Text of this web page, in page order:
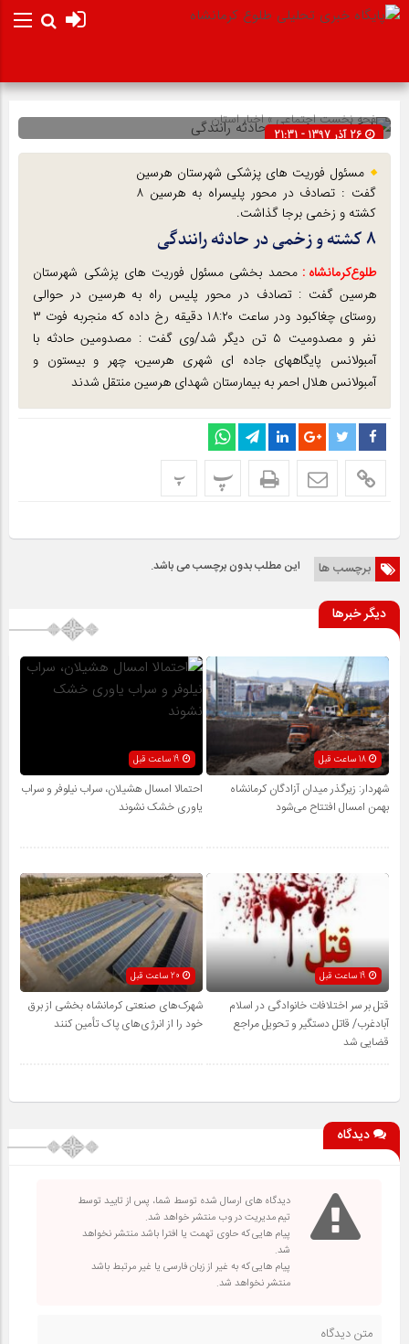
صفحه نخستاجتماعی»اخبار استان
26 آذر 1397 - 21:31
شناسه : 13605
مسئول فوریت های پزشکی شهرستان هرسین
گفت : تصادف در محور پلیسراه به هرسین ۸
کشته و زخمی برجا گذاشت.
۸ کشته و زخمی در حادثه رانندگی
طلوع‌‌کرمانشاه : محمد بخشی مسئول فوریت های پزشکی شهرستان
هرسین گفت : تصادف در محور پلیس راه به هرسین در حوالی
روستای چغاکبود ودر ساعت ۱۸:۲۰ دقیقه رخ داده که منجربه فوت ۳
نفر و مصدومیت ۵ تن دیگر شد/وی گفت : مصدومین حادثه با
آمبولانس پایگاههای جاده ای شهری هرسین، چهر و بیستون و
آمبولانس هلال احمر به بیمارستان شهدای هرسین منتقل شدند
پ پ
برچسب ها این مطلب بدون برچسب می باشد.
دیگر خبرها
18 ساعت قبل
شهردار: زیرگذر میدان آزادگان کرمانشاه
بهمن امسال افتتاح می‌شود
احتمالا امسال هشیلان، سراب نیلوفر و سراب
یاوری خشک نشوند
قتل بر سر اختلافات خانوادگی در اسلام
آبادغرب/ قاتل دستگیر و تحویل مراجع
قضایی شد
شهرک‌های صنعتی کرمانشاه بخشی از برق
خود را از انرژی‌های پاک تأمین کنند
دیدگاه
دیدگاه های ارسال شده توسط شما، پس از تایید توسط
تیم مدیریت در وب منتشر خواهد شد.
پیام هایی که حاوی تهمت یا افترا باشد منتشر نخواهد
شد.
پیام هایی که به غیر از زبان فارسی یا غیر مرتبط باشد
منتشر نخواهد شد.